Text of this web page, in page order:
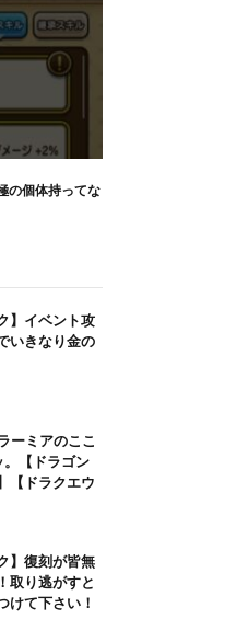
】イベント攻
いきなり金の
ーミアのここ
。【ドラゴン
【ドラクエウ
】復刻が皆無
取り逃がすと
けて下さい！